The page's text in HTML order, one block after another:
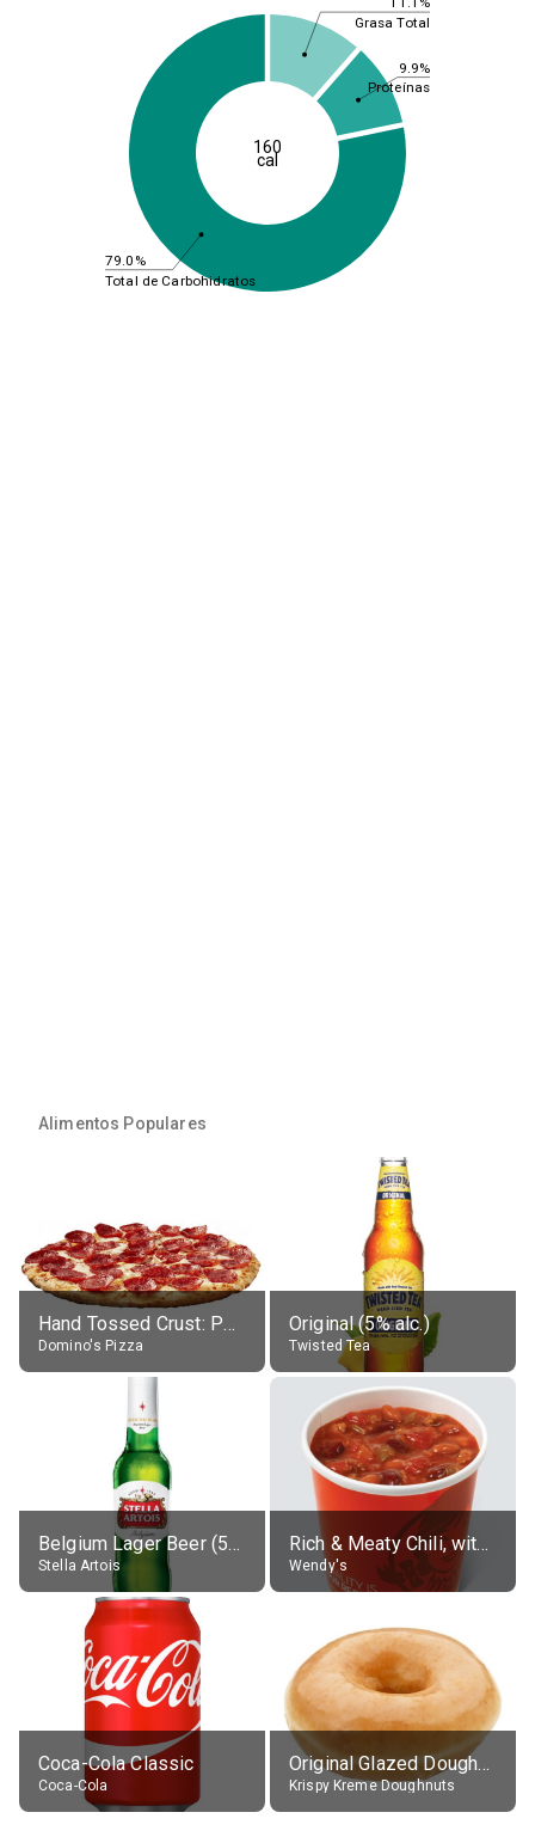
9.9%
79.0%
Grasa Total
Proteínas
Total de Carbohidratos
160
cal
Alimentos Populares
Hand Tossed Crust: Pepperoni Pizza (Large 14")
Domino's Pizza
Original (5% alc.)
Twisted Tea
Belgium Lager Beer (5% alc.)
Stella Artois
Rich & Meaty Chili, without toppings, large
Wendy's
Coca-Cola Classic
Coca-Cola
Original Glazed Doughnut
Krispy Kreme Doughnuts